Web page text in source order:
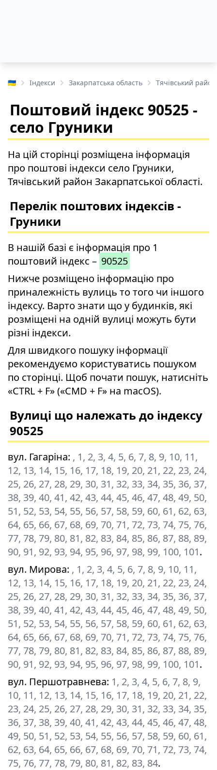
🇺🇦 Індекси Закарпатська область Тячівський район
Поштовий індекс 90525 -
село Груники
На цій сторінці розміщена інформація
про поштові індекси село Груники,
Тячівський район Закарпатської області.
Перелік поштових індексів -
Груники
В нашій базі є інформація про 1
поштовий індекс – 90525
Нижче розміщено інформацію про
приналежність вулиць то того чи іншого
індексу. Варто знати що у будинків, які
розміщені на одній вулиці можуть бути
різні індекси.
Для швидкого пошуку інформації
рекомендуємо користуватись пошуком
по сторінці. Щоб почати пошук, натисніть
«CTRL + F» («CMD + F» на macOS).
Вулиці що належать до індексу
90525
вул. Гагаріна: , 1, 2, 3, 4, 5, 6, 7, 8, 9, 10, 11,
12, 13, 14, 15, 16, 17, 18, 19, 20, 21, 22, 23, 24,
25, 26, 27, 28, 29, 30, 31, 32, 33, 34, 35, 36, 37,
38, 39, 40, 41, 42, 43, 44, 45, 46, 47, 48, 49, 50,
51, 52, 53, 54, 55, 56, 57, 58, 59, 60, 61, 62, 63,
64, 65, 66, 67, 68, 69, 70, 71, 72, 73, 74, 75, 76,
77, 78, 79, 80, 81, 82, 83, 84, 85, 86, 87, 88, 89,
90, 91, 92, 93, 94, 95, 96, 97, 98, 99, 100, 101.
вул. Мирова: , 1, 2, 3, 4, 5, 6, 7, 8, 9, 10, 11,
12, 13, 14, 15, 16, 17, 18, 19, 20, 21, 22, 23, 24,
25, 26, 27, 28, 29, 30, 31, 32, 33, 34, 35, 36, 37,
38, 39, 40, 41, 42, 43, 44, 45, 46, 47, 48, 49, 50,
51, 52, 53, 54, 55, 56, 57, 58, 59, 60, 61, 62, 63,
64, 65, 66, 67, 68, 69, 70, 71, 72, 73, 74, 75, 76,
77, 78, 79, 80, 81, 82, 83, 84, 85, 86, 87, 88, 89,
90, 91, 92, 93, 94, 95, 96, 97, 98, 99, 100, 101.
вул. Першотравнева: 1, 2, 3, 4, 5, 6, 7, 8, 9,
10, 11, 12, 13, 14, 15, 16, 17, 18, 19, 20, 21, 22,
23, 24, 25, 26, 27, 28, 29, 30, 31, 32, 33, 34, 35,
36, 37, 38, 39, 40, 41, 42, 43, 44, 45, 46, 47, 48,
49, 50, 51, 52, 53, 54, 55, 56, 57, 58, 59, 60, 61,
62, 63, 64, 65, 66, 67, 68, 69, 70, 71, 72, 73, 74,
75, 76, 77, 78, 79, 80, 81, 82, 83, 84.